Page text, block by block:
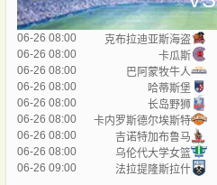
06-26 08:00 克布拉迪亚斯海盗
06-26 08:00
卡瓜斯
06-26 08:00
巴阿蒙牧牛人
06-26 08:00
哈蒂斯堡
06-26 08:00
长岛野狮
06-26 08:00
卡内罗斯德尔埃斯特
06-26 08:00
吉诺特加布鲁马
06-26 08:00
乌伦代大学女篮
06-26 09:00
法拉提隆斯拉什